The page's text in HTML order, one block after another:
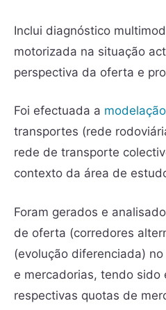
Inclui diagnóstico
motorizada na situação
perspectiva da oferta e
Foi efectuada a modelação
transportes (rede
rede de transporte
contexto da área de
Foram gerados e
de oferta (corredores
(evolução diferenciada)
e mercadorias, tendo sido
respectivas quotas de